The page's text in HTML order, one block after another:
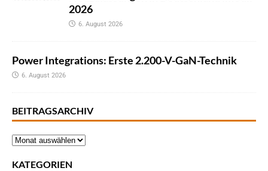
2026
6. August 2026
Power Integrations: Erste 2.200-V-GaN-Technik
6. August 2026
BEITRAGSARCHIV
KATEGORIEN